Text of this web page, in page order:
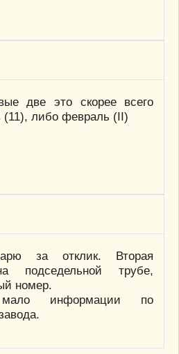
две это скорее всего
(11), либо февраль (II)
за отклик. Вторая
подседельной трубе,
номер.
информации по